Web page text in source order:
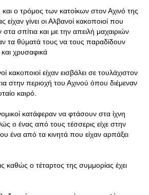
ο τρόμος των κατοίκων στον Αχινό της
είχαν γίνει οι Αλβανοί κακοποιοί που
στα σπίτια και με την απειλή μαχαιριών
τα θύματά τους να τους παραδίδουν
χρυσαφικά
κακοποιοί είχαν εισβάλει σε τουλάχιστον
στην περιοχή του Αχινού όπου διέμεναν
καιρό.
κατάφεραν να φτάσουν στα ίχνη
ο ένας από τους τέσσερις είχε στην
ένα από τα κινητά που είχαν αρπάξει
καθώς ο τέταρτος της συμμορίας έχει